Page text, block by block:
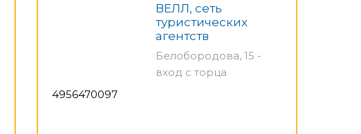
ВЕЛЛ, сеть
туристических
агентств
Белобородова, 15 -
вход с торца
4956470097